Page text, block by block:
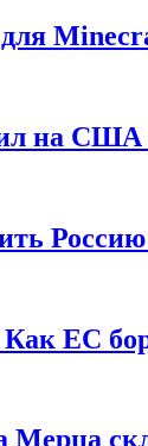
на США
ЕС